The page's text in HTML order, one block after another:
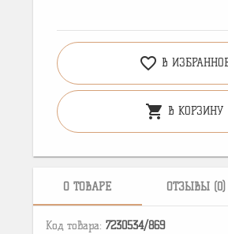
favorite_border В
shopping_cart В КОРЗИНУ
О ТОВАРЕ ОТЗЫВЫ (0)
Код товара: 7230534/869